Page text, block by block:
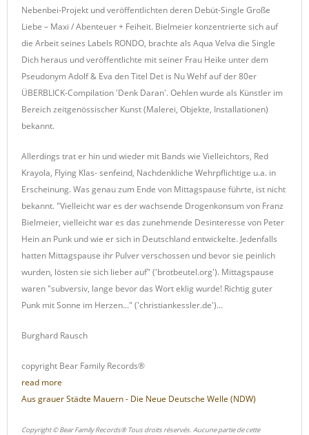
Nebenbei-Projekt und veröffentlichten deren Debüt-Single Große
Liebe – Maxi / Abenteuer + Feiheit. Bielmeier konzentrierte sich auf
die Arbeit seines Labels RONDO, brachte als Aqua Velva die Single
Dich heraus und veröffentlichte mit seiner Frau Heike unter dem
Pseudonym Adolf & Eva den Titel Det is Nu Wehf auf der 80er
ÜBERBLICK-Compilation 'Denk Daran'. Oehlen wurde als Künstler im
Bereich zeitgenössischer Kunst (Malerei, Objekte, Installationen)
bekannt.
Allerdings trat er hin und wieder mit Bands wie Vielleichtors, Red
Krayola, Flying Klas- senfeind, Nachdenkliche Wehrpflichtige u.a. in
Erscheinung. Was genau zum Ende von Mittagspause führte, ist nicht
bekannt. "Vielleicht war es der wachsende Drogenkonsum von Franz
Bielmeier, vielleicht war es das zunehmende Desinteresse von Peter
Hein an Punk und wie er sich in Deutschland entwickelte. Jedenfalls
hatten Mittagspause ihr Pulver verschossen und bevor sie peinlich
wurden, lösten sie sich lieber auf" ('brotbeutel.org'). Mittagspause
waren "subversiv, lange bevor das Wort eklig wurde! Richtig guter
Punk mit Sonne im Herzen..." ('christiankessler.de')...
Burghard Rausch
copyright Bear Family Records®
read more
Aus grauer Städte Mauern - Die Neue Deutsche Welle (NDW)
Copyright © Bear Family Records® Tous droits réservés. Aucune partie de cette